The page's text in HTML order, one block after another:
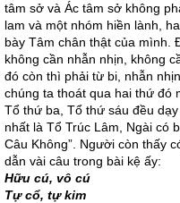
tâm sở và Ác tâm sở không
lam và một nhóm hiền lành,
bày Tâm chân thật của mình.
không cần nhẫn nhịn, không
đó còn thì phải từ bi, nhẫn
chúng ta thoát qua hai thứ đó
Tổ thứ ba, Tổ thứ sáu đều
nhất là Tổ Trúc Lâm, Ngài có
Câu Không”. Người còn thấy
dẫn vài câu trong bài kệ ấy:
Hữu cú, vô cú
Tự cổ, tự kim